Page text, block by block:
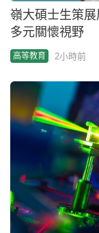
嶺大碩士生策
多元關懷視野
高等教育 2小時前